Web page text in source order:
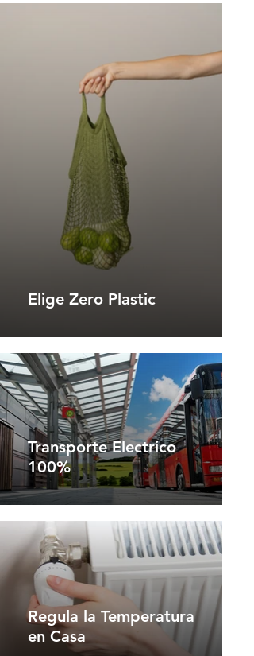
Elige Zero Plastic
Transporte Electrico
100%
Regula la Temperatura
en Casa